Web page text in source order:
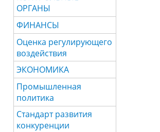
ОРГАНЫ
ФИНАНСЫ
Оценка регулирующего
воздействия
ЭКОНОМИКА
Промышленная
политика
Стандарт развития
конкуренции